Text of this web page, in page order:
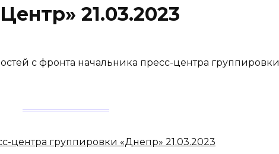
21.03.2023
с фронта начальника пресс-центра группировки